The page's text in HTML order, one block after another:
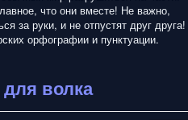
что они вместе! Не важно,
за руки, и не отпустят друг друга!
орфографии и пунктуации.
волка